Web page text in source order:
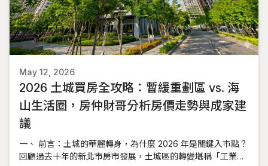
May 12, 2026
2026 土城買房全攻略：暫緩重劃區 vs. 海
山生活圈，房仲財哥分析房價走勢與成家建
議
一、 前言：土城的華麗轉身，為什麼 2026 年是關鍵入市點？
回顧過去十年的新北市房市發展，土城區的轉變堪稱「工業區